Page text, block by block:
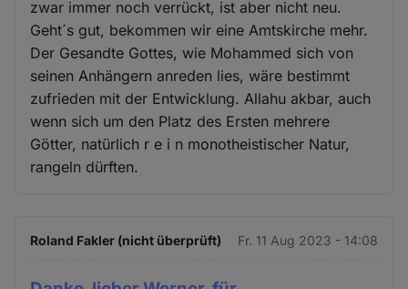
zwar immer noch verrückt, ist aber nicht neu.
Geht´s gut, bekommen wir eine Amtskirche mehr.
Der Gesandte Gottes, wie Mohammed sich von
seinen Anhängern anreden lies, wäre bestimmt
zufrieden mit der Entwicklung. Allahu akbar, auch
wenn sich um den Platz des Ersten mehrere
Götter, natürlich r e i n monotheistischer Natur,
rangeln dürften.
Roland Fakler (nicht überprüft) Fr. 11 Aug 2023 - 14:08